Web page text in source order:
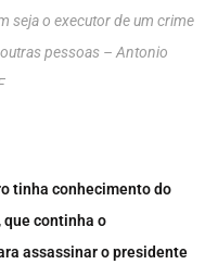
seja o executor de um crime
pessoas – Antonio
tinha conhecimento do
continha o
assassinar o presidente